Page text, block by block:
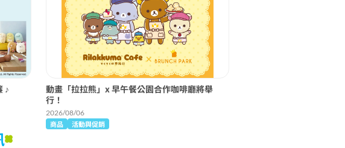
♪
動畫「拉拉熊」x 早午餐公園合作咖啡廳將舉
行！
2026/08/06
商品 活動與促銷